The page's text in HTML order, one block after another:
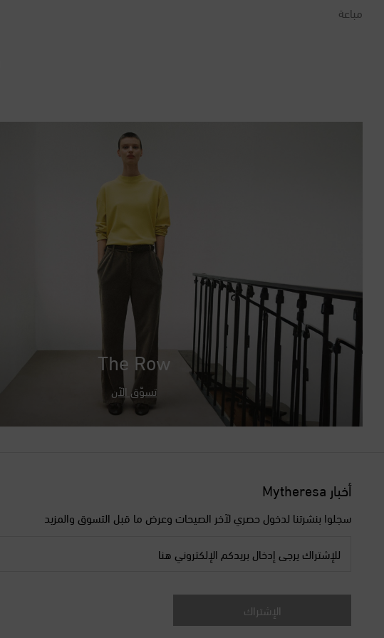
مباعة
The Row
تسوّق الآن
أخبار Mytheresa
سجلوا بنشرتنا لدخول حصري لآخر الصيحات وعرض ما قبل التسوق والمزيد
للإشتراك يرجى إدخال بريدكم الإلكتروني هنا
الإشتراك